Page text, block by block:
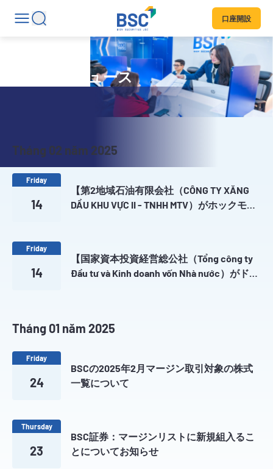
口座開設
サービスニュース
Tháng 02 năm 2025
Friday
14
【第2地域石油有限会社（CÔNG TY XĂNG
DẦU KHU VỰC II - TNHH MTV）がホックモン
Friday
14
【国家資本投資経営総公社（Tổng công ty
Đầu tư và Kinh doanh vốn Nhà nước）がドメ
てのお知らせ】
Tháng 01 năm 2025
Friday
24
BSCの2025年2月マージン取引対象の株式
一覧について
Thursday
23
BSC証券：マージンリストに新規組入るこ
とについてお知らせ